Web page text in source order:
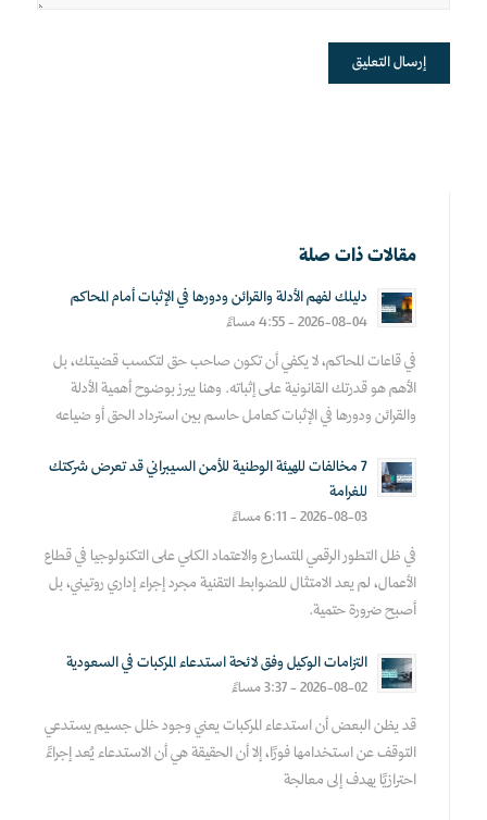
مقالات ذات صلة
دليلك لفهم الأدلة والقرائن ودورها في الإثبات أمام المحاكم
2026-08-04 - 4:55 مساءً
في قاعات المحاكم، لا يكفي أن تكون صاحب حق لتكسب قضيتك، بل
الأهم هو قدرتك القانونية على إثباته. وهنا يبرز بوضوح أهمية الأدلة
والقرائن ودورها في الإثبات كعامل حاسم بين استرداد الحق أو ضياعه
7 مخالفات للهيئة الوطنية للأمن السيبراني قد تعرض شركتك
للغرامة
2026-08-03 - 6:11 مساءً
في ظل التطور الرقمي المتسارع والاعتماد الكلي على التكنولوجيا في قطاع
الأعمال، لم يعد الامتثال للضوابط التقنية مجرد إجراء إداري روتيني، بل
أصبح ضرورة حتمية.
التزامات الوكيل وفق لائحة استدعاء المركبات في السعودية
2026-08-02 - 3:37 مساءً
قد يظن البعض أن استدعاء المركبات يعني وجود خلل جسيم يستدعي
التوقف عن استخدامها فورًا، إلا أن الحقيقة هي أن الاستدعاء يُعد إجراءً
احترازيًا يهدف إلى معالجة